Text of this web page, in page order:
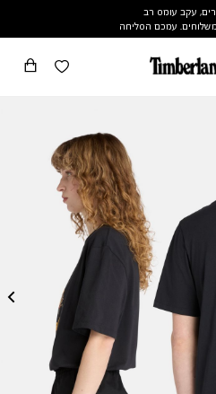
עקב עומס רב
עמכם הסליחה